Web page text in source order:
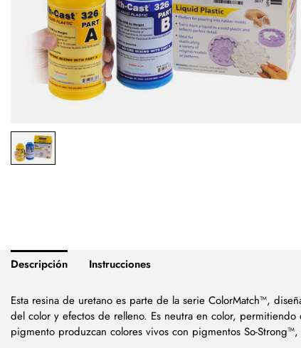
Descripción Instrucciones
Esta resina de uretano es parte de la serie ColorMatch™,
del color y efectos de relleno. Es neutra en color,
pigmento produzcan colores vivos con pigmentos So-